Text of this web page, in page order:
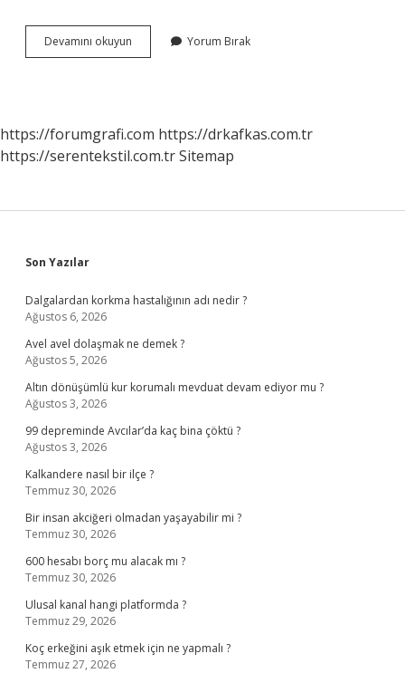
Devamını okuyun
Hangi
Yorum Bırak
https://forumgrafi.com https://drkafkas.com.tr
https://serentekstil.com.trSitemap
Sidebar
Son Yazılar
Dalgalardan korkma hastalığının adı nedir ?
Ağustos 6, 2026
Avel avel dolaşmak ne demek ?
Ağustos 5, 2026
Altın dönüşümlü kur korumalı mevduat devam ediyor mu ?
Ağustos 3, 2026
99 depreminde Avcılar’da kaç bina çöktü ?
Ağustos 3, 2026
Kalkandere nasıl bir ilçe ?
Temmuz 30, 2026
Bir insan akciğeri olmadan yaşayabilir mi ?
Temmuz 30, 2026
600 hesabı borç mu alacak mı ?
Temmuz 30, 2026
Ulusal kanal hangi platformda ?
Temmuz 29, 2026
Koç erkeğini aşık etmek için ne yapmalı ?
Temmuz 27, 2026